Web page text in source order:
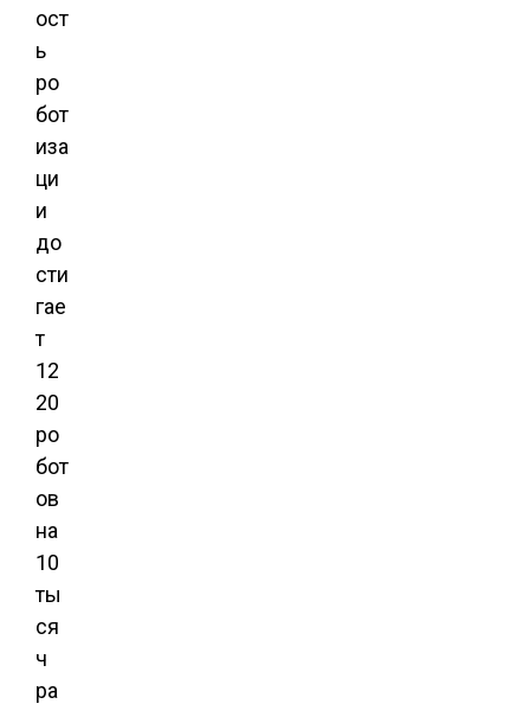
ост
ь
ро
бот
иза
ци
и
до
сти
гае
т
12
20
ро
бот
ов
на
10
ты
ся
ч
ра